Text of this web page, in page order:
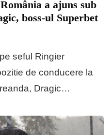
a ajuns sub
boss-ul Superbet
seful Ringier
de conducere la
Dragic…